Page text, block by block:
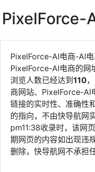
PixelForce-
PixelForce-AI电商-AI
PixelForce-AI电商的网
浏览人数已经达到110
商网站、PixelForce-AI
链接的实时性、准确性
的指向，不由快导航网
pm11:38收录时，该网
期网页的内容如出现违
删除，快导航网不承担